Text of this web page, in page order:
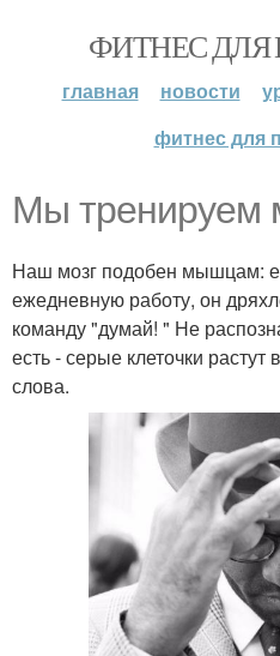
ФИТНЕС
главная новости
фитнес для
Мы тренируем
Наш мозг подобен мышцам:
ежедневную работу, он
команду "думай! " Не
есть - серые клеточки
слова.